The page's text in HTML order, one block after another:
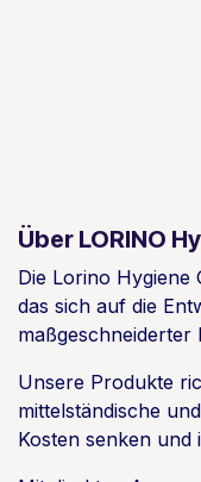
Über LORINO
Die Lorino Hygiene
das sich auf die
maßgeschneiderter
Unsere Produkte
mittelständische
Kosten senken und